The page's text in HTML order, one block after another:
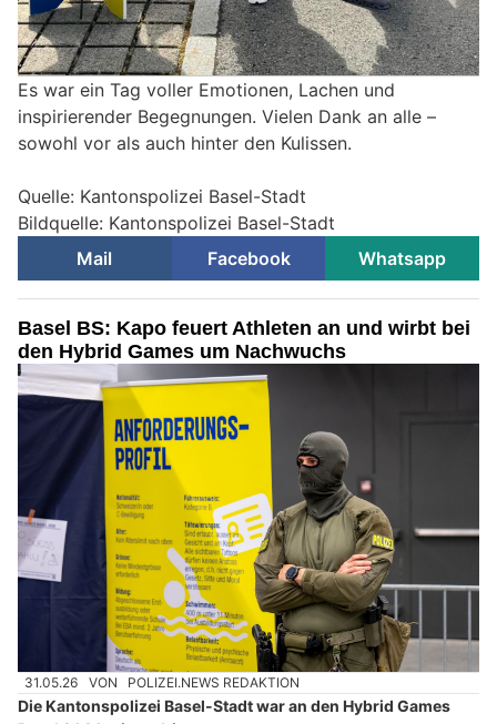
Es war ein Tag voller Emotionen, Lachen und
inspirierender Begegnungen. Vielen Dank an alle –
sowohl vor als auch hinter den Kulissen.
Quelle: Kantonspolizei Basel-Stadt
Bildquelle: Kantonspolizei Basel-Stadt
Mail
Facebook Whatsapp
Basel BS: Kapo feuert Athleten an und wirbt bei
den Hybrid Games um Nachwuchs
31.05.26 VON POLIZEI.NEWS REDAKTION
Die Kantonspolizei Basel-Stadt war an den Hybrid Games